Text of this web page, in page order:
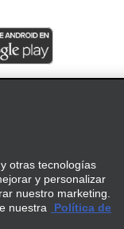
otras tecnologías
y personalizar
nuestro marketing.
nuestra
Política de